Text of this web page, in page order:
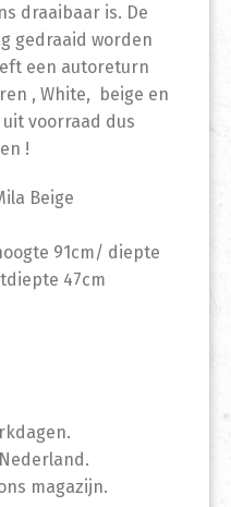
draaibaar is. De
gedraaid worden
een autoreturn
, White, beige en
voorraad dus
!
Beige
91cm/ diepte
47cm
magazijn.